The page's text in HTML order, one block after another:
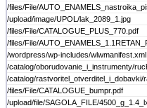
/files/File/
/upload/image/UPOL/lak_2089_1.jpg
/files/File/CATALOGUE_PLUS_770.pdf
/files/File/
/wordpress/wp-includes/wlwmanifest.xml
/catalog/oborudovanie_i_instrumenty/
/catalog/rastvoritel_otverditel_i_dobavki/
/files/File/CATALOGUE_bumpr.pdf
/upload/file/SAGOLA_FILE/